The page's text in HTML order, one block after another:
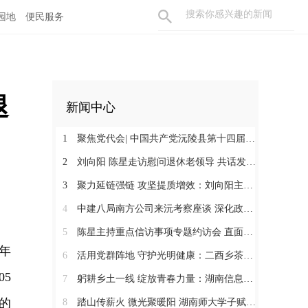
地 便民服务
新闻中心
1 聚焦党代会| 中国共产党沅陵县第十四届委员会第一次全体会议召开 刘向阳当选为县委书记
2 刘向阳 陈星走访慰问退休老领导 共话发展凝聚奋进合力
3 聚力延链强链 攻坚提质增效：刘向阳主持召开新金属产业链工作调度会
4 中建八局南方公司来沅考察座谈 深化政企合作 提速张沅高速项目建设
5 陈星主持重点信访事项专题约访会 直面群众诉求 闭环化解矛盾
6 活用党群阵地 守护光明健康：二酉乡茶溪村开展眼科义诊惠民暖心服务活动
7 躬耕乡土一线 绽放青春力量：湖南信息学院计算机科学与工程学院拾光服务队到凉水井镇开展社会服务实践活动
8 踏山传薪火 微光聚暖阳 湖南师大学子赋能沅陵乡土课堂